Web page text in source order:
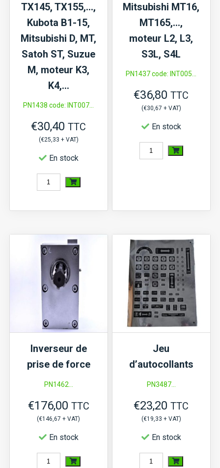
TX145, TX155,…,
Kubota B1-15,
Mitsubishi D, MT,
Satoh ST, Suzue
M, moteur K3,
K4,…
PN1438 code: INT007...
€30,40 TTC
(€25,33 + VAT)
En stock
quantité
Interrupteur
d'eau
Iseki
TU120,
TU125,...,
TX155,...,
B1-
15,
Mitsubishi
D,
MT,
Satoh
Suzue
Mitsubishi MT16,
MT165,…,
moteur L2, L3,
S3L, S4L
PN1437 code: INT005...
€36,80 TTC
(€30,67 + VAT)
En stock
quantité
d'eau
TU135,
TU137,
Mitsubishi
MT16,
MT165,...,
moteur
S3L,
S4L
Inverseur de
prise de force
PN1462...
€176,00 TTC
(€146,67 + VAT)
En stock
quantité
Jeu
d’autocollants
PN3487...
€23,20 TTC
(€19,33 + VAT)
En stock
quantité